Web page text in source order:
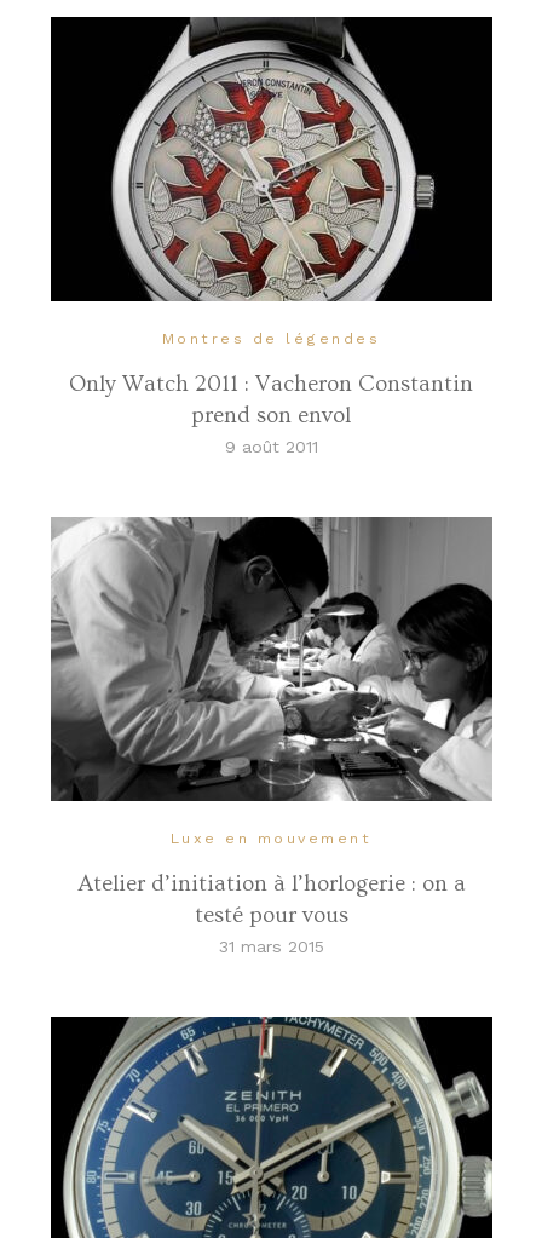
Montres de légendes
Only Watch 2011 : Vacheron Constantin
prend son envol
9 août 2011
Luxe en mouvement
Atelier d’initiation à l’horlogerie : on a
testé pour vous
31 mars 2015